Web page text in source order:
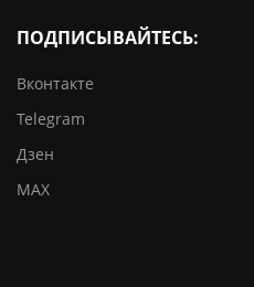
ПОДПИСЫВАЙТЕСЬ:
Вконтакте
Telegram
Дзен
MAX